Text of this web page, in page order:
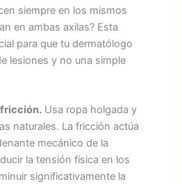
siempre en los mismos
en ambas axilas? Esta
para que tu dermatólogo
lesiones y no una simple
fricción.Usa ropa holgada y
naturales. La fricción actúa
mecánico de la
la tensión física en los
significativamente la